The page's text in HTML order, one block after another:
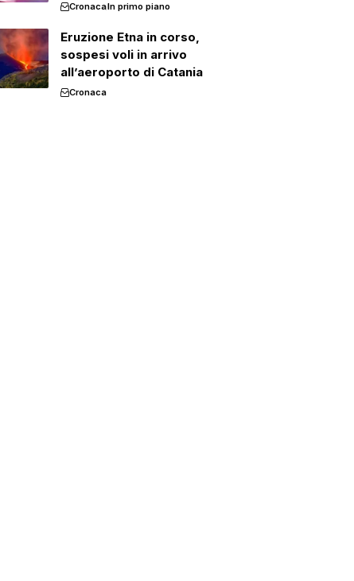
CronacaIn primo piano
Eruzione Etna in corso,
sospesi voli in arrivo
all’aeroporto di Catania
Cronaca